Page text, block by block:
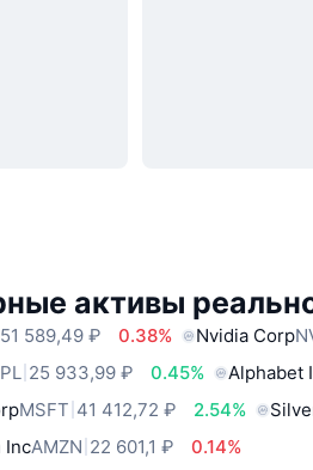
активы
589,49 ₽ 0.38% Nvidia Corp
25 933,99 ₽ 0.45% Alphabet
MSFT 41 412,72 ₽ 2.54%
IncAMZN 22 601,1 ₽
0.14%